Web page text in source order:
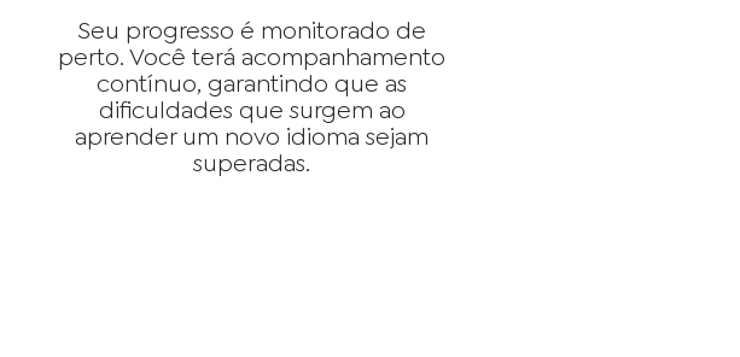
Seu progresso é monitorado de
perto. Você terá acompanhamento
contínuo, garantindo que as
dificuldades que surgem ao
aprender um novo idioma sejam
superadas.